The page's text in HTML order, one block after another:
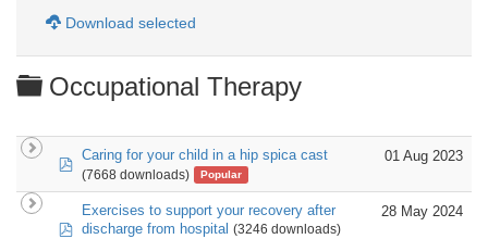
Download selected
Folder
Occupational Therapy
pdfCaring for your child in a hip spica cast
(7668 downloads) Popular
01 Aug 2023
pdf
Exercises to support your recovery after
discharge from hospital (3246 downloads)
28 May 2024